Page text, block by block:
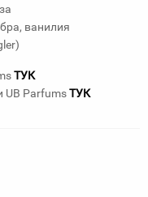
ванилия
ТУК
UB ParfumsТУК